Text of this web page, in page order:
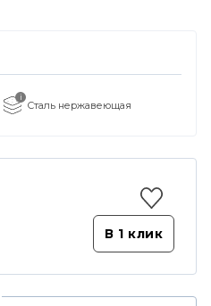
i
Сталь нержавеющая
В 1 клик